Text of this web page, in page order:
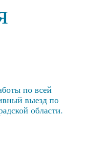
по всей
выезд по
области.